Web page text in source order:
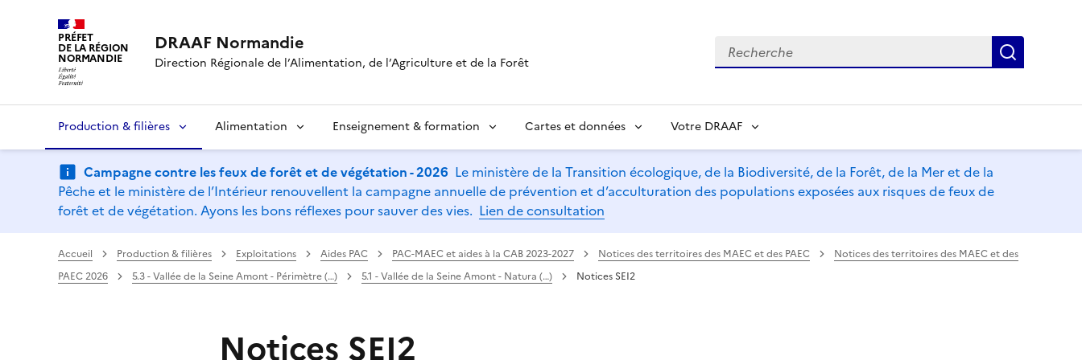
PRÉFET
DE LA RÉGION
NORMANDIE
DRAAF Normandie
Direction Régionale de l’Alimentation, de l’Agriculture et de la Forêt
Recherche
Production & filières Alimentation Enseignement & formation Cartes et données Votre DRAAF
Campagne contre les feux de forêt et de végétation - 2026 Le ministère de la Transition écologique, de la Biodiversité, de la Forêt, de la Mer et de la
Pêche et le ministère de l’Intérieur renouvellent la campagne annuelle de prévention et d’acculturation des populations exposées aux risques de feux de
forêt et de végétation. Ayons les bons réflexes pour sauver des vies. Lien de consultation
Accueil Production & filières Exploitations Aides PAC PAC-MAEC et aides à la CAB 2023-2027 Notices des territoires des MAEC et des PAEC
Notices des territoires des MAEC et des
PAEC 2026
5.3 - Vallée de la Seine Amont - Périmètre (…) 5.1 - Vallée de la Seine Amont - Natura (…) Notices SEI2
Notices SEI2